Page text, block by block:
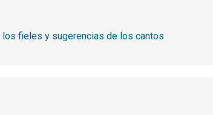
los fieles y sugerencias de los cantos